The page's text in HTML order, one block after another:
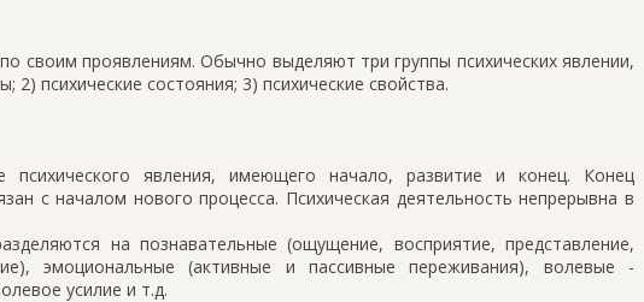
своим проявлениям. Обычно выделяют три группы психических явлении,
2) психические состояния; 3) психические свойства.
психического явления, имеющего начало, развитие и конец. Конец
с началом нового процесса. Психическая деятельность непрерывна в
на познавательные (ощущение, восприятие, представление,
эмоциональные (активные и пассивные переживания), волевые -
усилие и т.д.